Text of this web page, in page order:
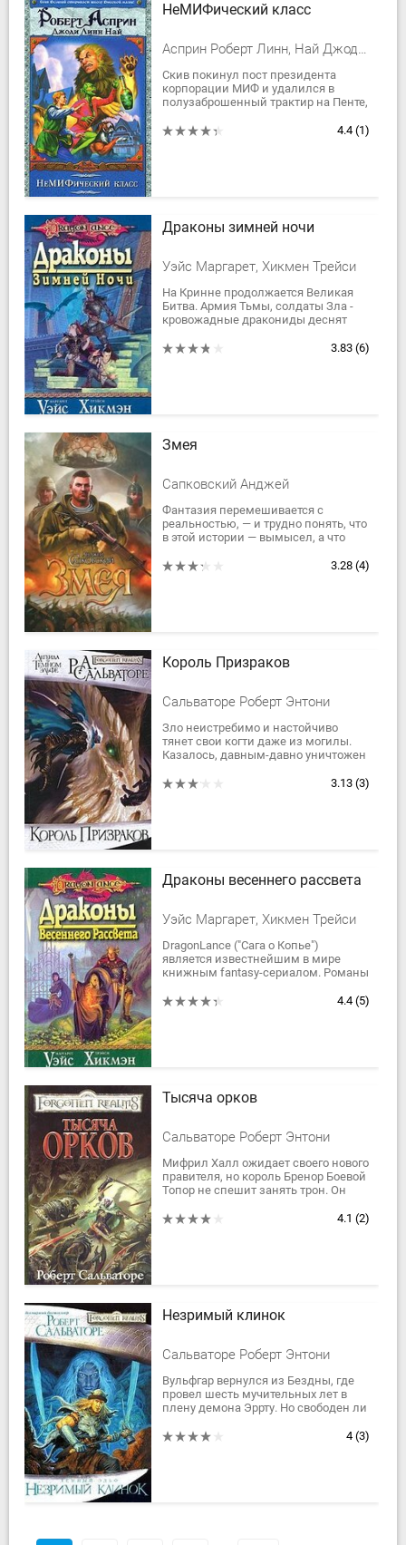
НеМИФический класс
Асприн Роберт Линн, Най Джоди Линн
Скив покинул пост президента
корпорации МИФ и удалился в
полузаброшенный трактир на Пенте,
обучение магии. Однако, видимо,
4.4 (1)
Драконы зимней ночи
Уэйс Маргарет, Хикмен Трейси
На Кринне продолжается Великая
Битва. Армия Тьмы, солдаты Зла -
кровожадные дракониды деснят
удается заполучить магическое3.83 (6)
Змея
Сапковский Анджей
Фантазия перемешивается с
реальностью, — и трудно понять, что
в этой истории — вымысел, а что
шли и гибли воины божественного
3.28 (4)
Король Призраков
Сальваторе Роберт Энтони
Зло неистребимо и настойчиво
тянет свои когти даже из могилы.
Казалось, давным-давно уничтожен
магический кристалл, подчинявший
3.13 (3)
Драконы весеннего рассвета
Уэйс Маргарет, Хикмен Трейси
DragonLance ("Сага о Копье")
является известнейшим в мире
книжным fantasy-сериалом. Романы
жанра, и произведения, выходящие
4.4 (5)
Тысяча орков
Сальваторе Роберт Энтони
Мифрил Халл ожидает своего нового
правителя, но король Бренор Боевой
Топор не спешит занять трон. Он
к древней дворфской твердыне,4.1 (2)
Незримый клинок
Сальваторе Роберт Энтони
Вульфгар вернулся из Бездны, где
провел шесть мучительных лет в
плену демона Эррту. Но свободен ли
которых не одолеть силой оружия,
4 (3)